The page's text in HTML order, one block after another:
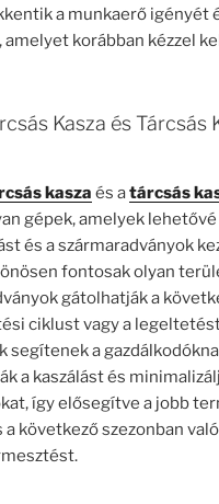
a munkaerő igényét
amelyet korábban kézzel
Kasza és Tárcsás
kasza és atárcsás
gépek, amelyek
és a szármaradványok
fontosak olyan
gátolhatják a
ciklust vagy a
segítenek a
a kaszálást és
így elősegítve a jobb
következő szezonban való